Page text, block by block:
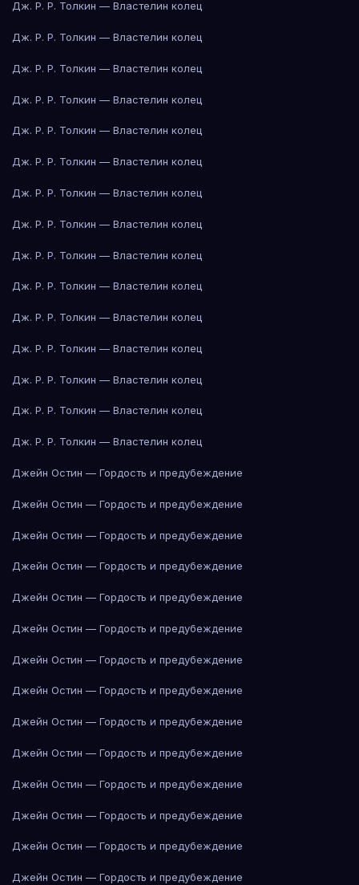
Дж. Р. Р. Толкин — Властелин колец
Дж. Р. Р. Толкин — Властелин колец
Дж. Р. Р. Толкин — Властелин колец
Дж. Р. Р. Толкин — Властелин колец
Дж. Р. Р. Толкин — Властелин колец
Дж. Р. Р. Толкин — Властелин колец
Дж. Р. Р. Толкин — Властелин колец
Дж. Р. Р. Толкин — Властелин колец
Дж. Р. Р. Толкин — Властелин колец
Дж. Р. Р. Толкин — Властелин колец
Дж. Р. Р. Толкин — Властелин колец
Дж. Р. Р. Толкин — Властелин колец
Дж. Р. Р. Толкин — Властелин колец
Дж. Р. Р. Толкин — Властелин колец
Дж. Р. Р. Толкин — Властелин колец
Джейн Остин — Гордость и предубеждение
Джейн Остин — Гордость и предубеждение
Джейн Остин — Гордость и предубеждение
Джейн Остин — Гордость и предубеждение
Джейн Остин — Гордость и предубеждение
Джейн Остин — Гордость и предубеждение
Джейн Остин — Гордость и предубеждение
Джейн Остин — Гордость и предубеждение
Джейн Остин — Гордость и предубеждение
Джейн Остин — Гордость и предубеждение
Джейн Остин — Гордость и предубеждение
Джейн Остин — Гордость и предубеждение
Джейн Остин — Гордость и предубеждение
Джейн Остин — Гордость и предубеждение